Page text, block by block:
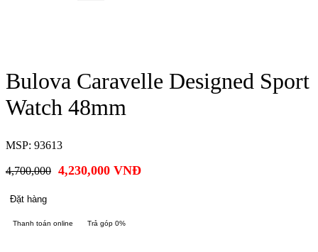
Bulova Caravelle Designed Sport
Watch 48mm
MSP: 93613
4,700,000 4,230,000 VNĐ
Đặt hàng
Thanh toán online Trả góp 0%